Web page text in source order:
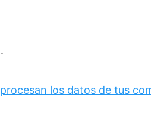
los datos de tus